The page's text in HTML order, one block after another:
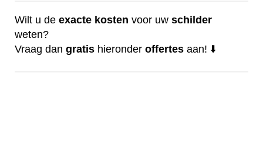
Wilt u de exacte kosten voor uw schilder
weten?
Vraag dan gratis hieronder offertes aan! ⬇️